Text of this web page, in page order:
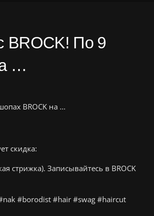
BROCK! По 9
…
скидка:
стрижка). Записывайтесь в BROCK
#borodist #hair #swag #haircut